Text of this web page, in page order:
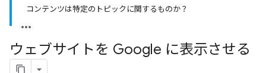
コンテンツは特定のトピックに関するものか？
ウェブサイトを Google に表示させる